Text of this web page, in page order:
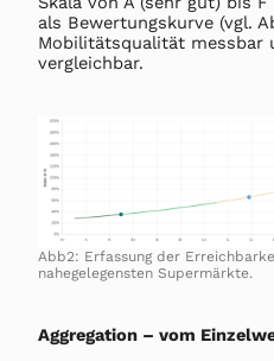
als Bewertungskurve (vgl.
Mobilitätsqualität messbar
vergleichbar.
Abb2: Erfassung der
nahegelegensten Supermärkte.
Aggregation – vom